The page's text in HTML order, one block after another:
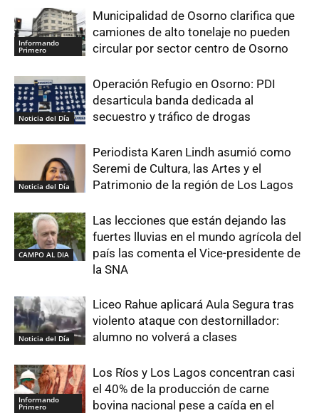
Informando
Primero
Municipalidad de Osorno clarifica que
camiones de alto tonelaje no pueden
circular por sector centro de Osorno
Noticia del Día
Operación Refugio en Osorno: PDI
desarticula banda dedicada al
secuestro y tráfico de drogas
Noticia del Día
Periodista Karen Lindh asumió como
Seremi de Cultura, las Artes y el
Patrimonio de la región de Los Lagos
CAMPO AL DIA
Las lecciones que están dejando las
fuertes lluvias en el mundo agrícola del
país las comenta el Vice-presidente de
la SNA
Noticia del Día
Liceo Rahue aplicará Aula Segura tras
violento ataque con destornillador:
alumno no volverá a clases
Informando
Primero
Los Ríos y Los Lagos concentran casi
el 40% de la producción de carne
bovina nacional pese a caída en el